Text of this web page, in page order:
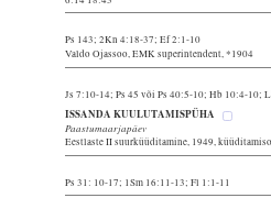
Ps 143; 2Kn 4:18-37; Ef 2:1-10
Valdo Ojassoo, EMK superintendent, *1904
Js 7:10-14; Ps 45 või Ps 40:5-10; Hb 10:4-10;
ISSANDA KUULUTAMISPÜHA
Paastumaarjapäev
Eestlaste II suurküüditamine, 1949,
Ps 31: 10-17; 1Sm 16:11-13; Fl 1:1-11